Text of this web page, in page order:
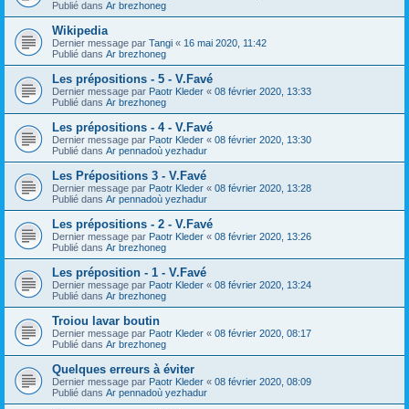
Publié dans Ar brezhoneg
Wikipedia
Dernier message par Tangi « 16 mai 2020, 11:42
Publié dans Ar brezhoneg
Les prépositions - 5 - V.Favé
Dernier message par Paotr Kleder « 08 février 2020, 13:33
Publié dans Ar brezhoneg
Les prépositions - 4 - V.Favé
Dernier message par Paotr Kleder « 08 février 2020, 13:30
Publié dans Ar pennadoù yezhadur
Les Prépositions 3 - V.Favé
Dernier message par Paotr Kleder « 08 février 2020, 13:28
Publié dans Ar pennadoù yezhadur
Les prépositions - 2 - V.Favé
Dernier message par Paotr Kleder « 08 février 2020, 13:26
Publié dans Ar brezhoneg
Les préposition - 1 - V.Favé
Dernier message par Paotr Kleder « 08 février 2020, 13:24
Publié dans Ar brezhoneg
Troiou lavar boutin
Dernier message par Paotr Kleder « 08 février 2020, 08:17
Publié dans Ar brezhoneg
Quelques erreurs à éviter
Dernier message par Paotr Kleder « 08 février 2020, 08:09
Publié dans Ar pennadoù yezhadur